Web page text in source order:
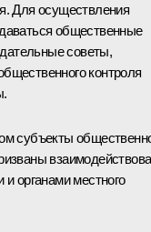
Для осуществления
общественные
советы,
контроля
субъекты
и органами местного